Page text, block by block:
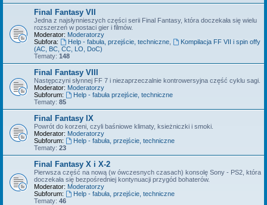
Final Fantasy VII
Jedna z najsłynnieszych części serii Final Fantasy, która doczekała się wielu
rozszerzeń w postaci gier i filmów.
Moderator: Moderatorzy
Subfora:
Help - fabuła, przejście, techniczne,
Kompilacja FF VII i spin offy
(AC, BC, CC, LO, DoC)
Tematy: 148
Final Fantasy VIII
Następczyni słynnej FF 7 i niezaprzeczalnie kontrowersyjna część cyklu sagi.
Moderator: Moderatorzy
Subforum:
Help - fabuła przejście, techniczne
Tematy: 85
Final Fantasy IX
Powrót do korzeni, czyli baśniowe klimaty, ksieżniczki i smoki.
Moderator: Moderatorzy
Subforum:
Help - fabuła, przejście, techniczne
Tematy: 23
Final Fantasy X i X-2
Pierwsza część na nową (w ówczesnych czasach) konsolę Sony - PS2, która
doczekała się bezpośredniej kontynuacji przygód bohaterów.
Moderator: Moderatorzy
Subforum:
Help - fabuła, przejście, techniczne
Tematy: 46